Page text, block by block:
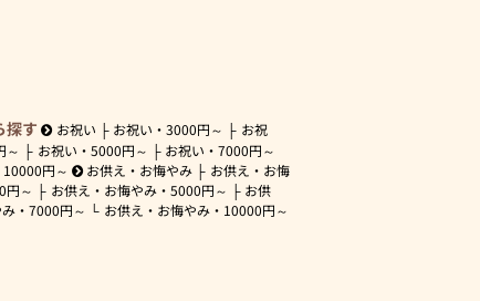
探す お祝い お祝い・3000円～
お祝
～ お祝い・ 5000円～ お祝い・7000円～
10000円～ お供え・お悔やみ
お供え・お悔
円～ お供え・お悔やみ・ 5000円～
お供
・ 7000円～ お供え・お悔やみ・ 10000円～